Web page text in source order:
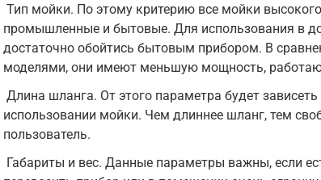
Тип мойки. По этому критерию все мойки
промышленные и бытовые. Для использования в
достаточно обойтись бытовым прибором. В
моделями, они имеют меньшую мощность,
Длина шланга. От этого параметра будет
использовании мойки. Чем длиннее шланг, тем
пользователь.
Габариты и вес. Данные параметры важны, если